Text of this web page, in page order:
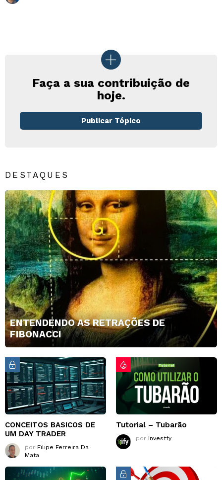
Faça a sua contribuição de
hoje.
Publicar Tópico
DESTAQUES
ENTENDENDO AS RETRAÇÕES DE
FIBONACCI
CONCEITOS BASICOS DE
UM DAY TRADER
por Filipe Ferreira Da
Mata
Tutorial – Tubarão
por Investfy